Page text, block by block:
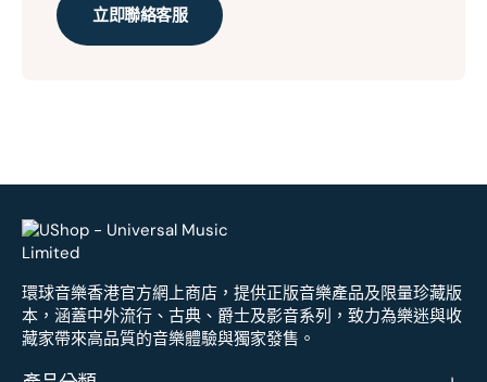
立即聯絡客服
環球音樂香港官方網上商店，提供正版音樂產品及限量珍藏版
本，涵蓋中外流行、古典、爵士及影音系列，致力為樂迷與收
藏家帶來高品質的音樂體驗與獨家發售。